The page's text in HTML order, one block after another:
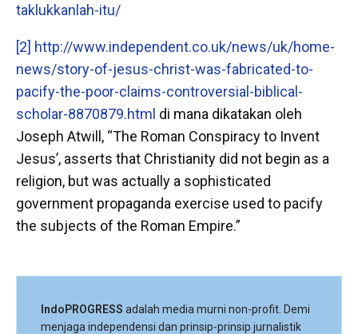
taklukkanlah-itu/
[2] http://www.independent.co.uk/news/uk/home-
news/story-of-jesus-christ-was-fabricated-to-
pacify-the-poor-claims-controversial-biblical-
scholar-8870879.html di mana dikatakan oleh
Joseph Atwill, “The Roman Conspiracy to Invent
Jesus’, asserts that Christianity did not begin as a
religion, but was actually a sophisticated
government propaganda exercise used to pacify
the subjects of the Roman Empire.”
IndoPROGRESS adalah media murni non-profit. Demi
menjaga independensi dan prinsip-prinsip jurnalistik